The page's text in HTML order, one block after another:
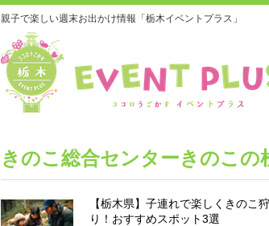
親子で楽しい週末お出かけ情報「栃木イベントプラス」
きのこ総合センターきのこの
【栃木県】子連れで楽しくきのこ狩
り！おすすめスポット3選